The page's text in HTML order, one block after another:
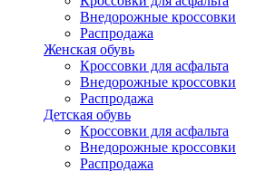
Внедорожные кроссовки
Распродажа
Женская обувь
Кроссовки для асфальта
Внедорожные кроссовки
Распродажа
Детская обувь
Кроссовки для асфальта
Внедорожные кроссовки
Распродажа